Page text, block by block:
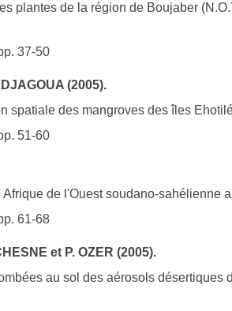
plantes de la région de Boujaber
37-50
(2005).
spatiale des mangroves des îles
51-60
de l'Ouest soudano-sahélienne
61-68
et P. OZER (2005).
au sol des aérosols